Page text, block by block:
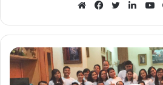
e
b
i
a
c
e
b
w
i
t
t
i
n
k
e
o
u
T
u